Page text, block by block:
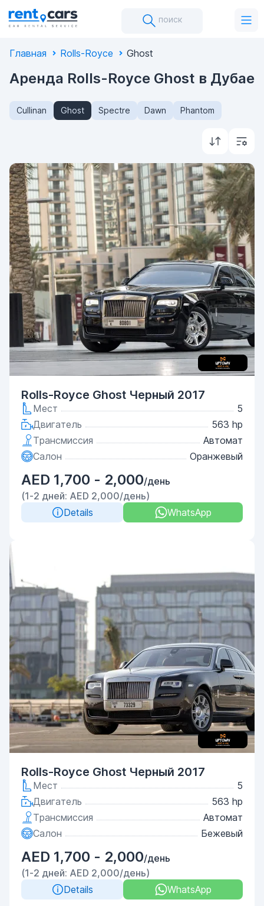
поиск
Главная Rolls-Royce Ghost
Аренда Rolls-Royce Ghost в Дубае
Cullinan Ghost Spectre Dawn Phantom
Rolls-Royce Ghost Черный 2017
Мест
5
Двигатель
563 hp
Трансмиссия
Автомат
Салон
Оранжевый
AED 1,700 - 2,000/день
(1-2 дней: AED 2,000/день)
Details
WhatsApp
Rolls-Royce Ghost Черный 2017
Мест
5
Двигатель
563 hp
Трансмиссия
Автомат
Салон
Бежевый
AED 1,700 - 2,000/день
(1-2 дней: AED 2,000/день)
Details
WhatsApp